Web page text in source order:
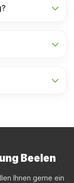
Beelen
Ihnen gerne ein